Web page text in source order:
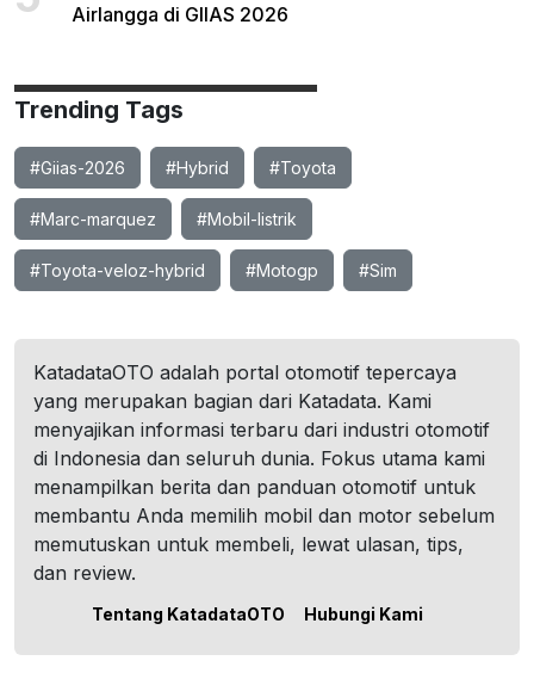
Airlangga di GIIAS 2026
Trending Tags
#Giias-2026 #Hybrid #Toyota
#Marc-marquez #Mobil-listrik
#Toyota-veloz-hybrid #Motogp #Sim
KatadataOTO adalah portal otomotif tepercaya
yang merupakan bagian dari Katadata. Kami
menyajikan informasi terbaru dari industri otomotif
di Indonesia dan seluruh dunia. Fokus utama kami
menampilkan berita dan panduan otomotif untuk
membantu Anda memilih mobil dan motor sebelum
memutuskan untuk membeli, lewat ulasan, tips,
dan review.
Tentang KatadataOTO Hubungi Kami